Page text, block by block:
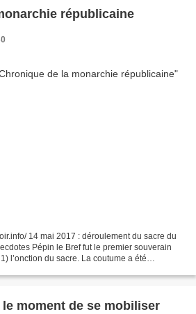
républicaine
14 mai 2017 : déroulement du sacre du
Pépin le Bref fut le premier souverain
l’onction du sacre. La coutume a été
moment de se mobiliser